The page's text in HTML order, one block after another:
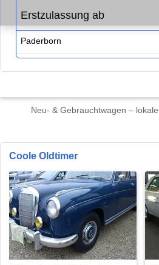
Neu- & Gebrauchtwagen –
Coole Oldtimer